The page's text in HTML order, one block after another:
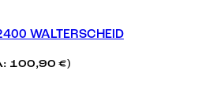
WALTERSCHEID
100,90 €)